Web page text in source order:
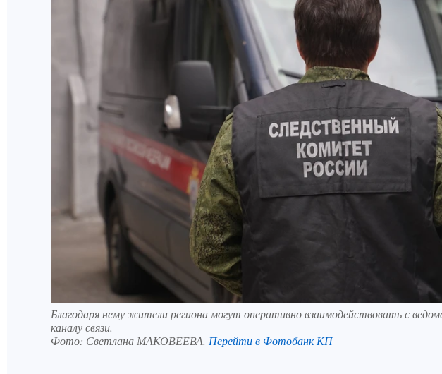
Благодаря нему жители региона могут оперативно взаимодействовать с
каналу связи.
Фото: Светлана МАКОВЕЕВА. Перейти в Фотобанк КП